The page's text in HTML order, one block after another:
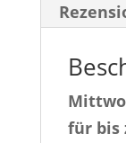
für bis